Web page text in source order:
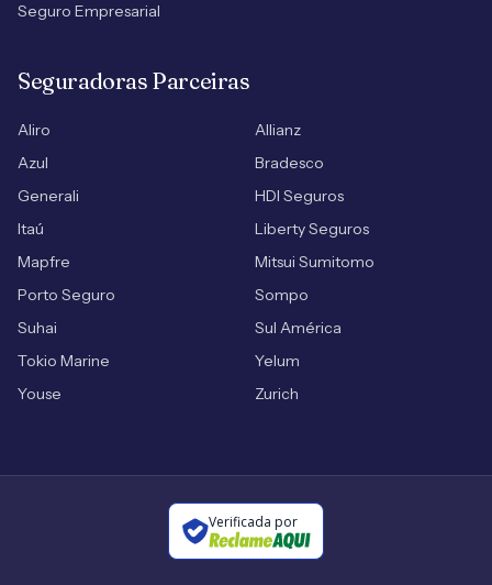
Seguro Empresarial
Seguradoras Parceiras
Aliro
Allianz
Azul
Bradesco
Generali
HDI Seguros
Itaú
Liberty Seguros
Mapfre
Mitsui Sumitomo
Porto Seguro
Sompo
Suhai
Sul América
Tokio Marine
Yelum
Youse
Zurich
Verificada por